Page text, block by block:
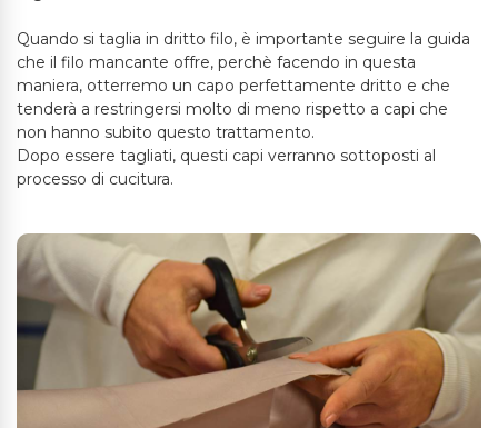
Quando si taglia in dritto filo, è importante seguire la guida
che il filo mancante offre, perchè facendo in questa
maniera, otterremo un capo perfettamente dritto e che
tenderà a restringersi molto di meno rispetto a capi che
non hanno subito questo trattamento.
Dopo essere tagliati, questi capi verranno sottoposti al
processo di cucitura.